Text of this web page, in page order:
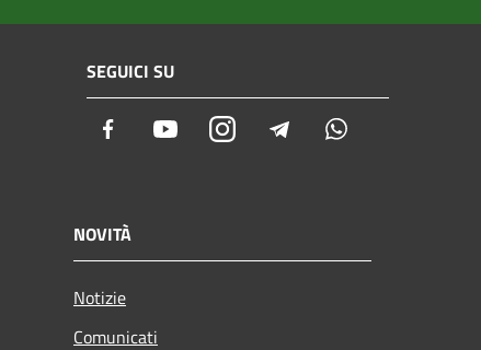
SEGUICI SU
Facebook YoutubeInstagramTelegram
NOVITÀ
Notizie
Comunicati